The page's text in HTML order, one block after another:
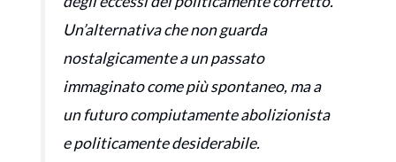
Un’alternativa che non guarda
nostalgicamente a un passato
immaginato come più spontaneo, ma a
un futuro compiutamente abolizionista
e politicamente desiderabile.